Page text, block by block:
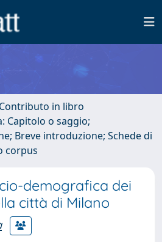
in libro
Capitolo o saggio;
Breve introduzione; Schede di
corpus
demografica dei
città di Milano